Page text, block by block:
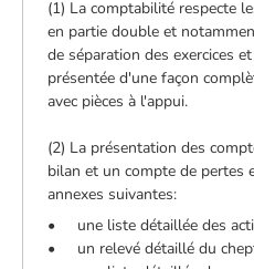
(1) La comptabilité respecte
en partie double et
de séparation des exercices
présentée d'une façon
avec pièces à l'appui.
(2) La présentation des
bilan et un compte de pertes
annexes suivantes:
• une liste détaillée des
• un relevé détaillé du